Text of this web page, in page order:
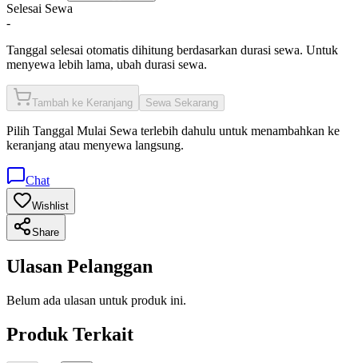
Selesai Sewa
-
Tanggal selesai otomatis dihitung berdasarkan durasi sewa. Untuk
menyewa lebih lama, ubah durasi sewa.
Tambah ke Keranjang Sewa Sekarang
Pilih Tanggal Mulai Sewa terlebih dahulu untuk menambahkan ke
keranjang atau menyewa langsung.
Chat
Wishlist
Share
Ulasan Pelanggan
Belum ada ulasan untuk produk ini.
Produk Terkait